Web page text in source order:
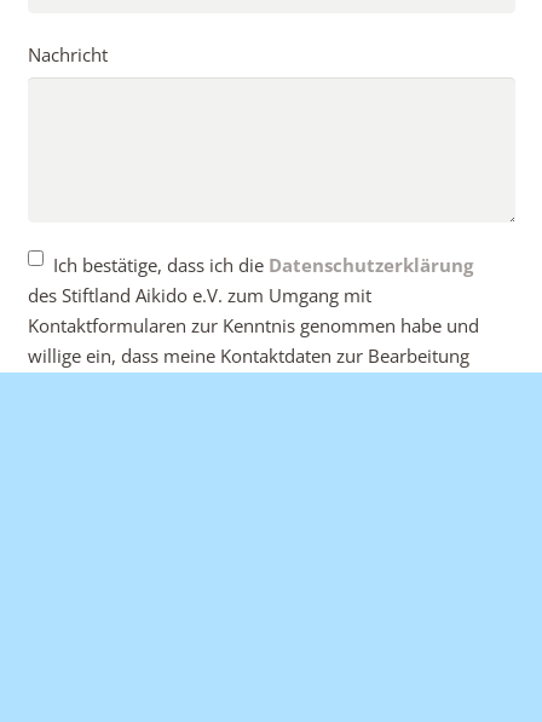
Nachricht
Ich bestätige, dass ich die Datenschutzerklärung
des Stiftland Aikido e.V. zum Umgang mit
Kontaktformularen zur Kenntnis genommen habe und
willige ein, dass meine Kontaktdaten zur Bearbeitung